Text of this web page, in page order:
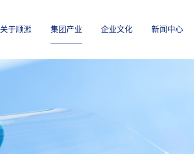
关于顺灏 集团产业 企业文化 新闻中心